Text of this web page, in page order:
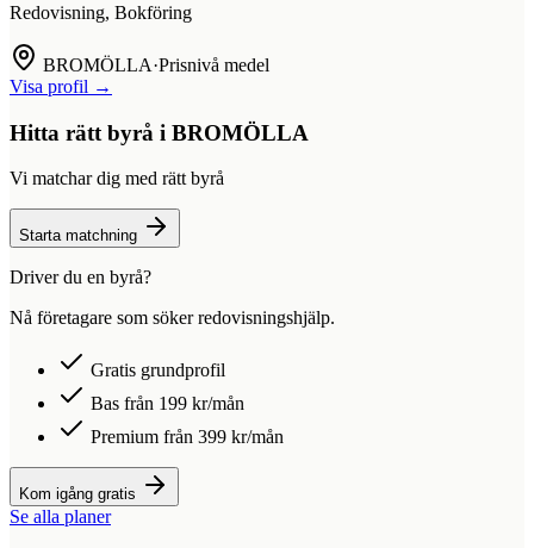
Redovisning, Bokföring
BROMÖLLA·Prisnivå medel
Visa profil →
Hitta rätt byrå i BROMÖLLA
Vi matchar dig med rätt byrå
Starta matchning
Driver du en byrå?
Nå företagare som söker redovisningshjälp.
Gratis grundprofil
Bas från 199 kr/mån
Premium från 399 kr/mån
Kom igång gratis
Se alla planer